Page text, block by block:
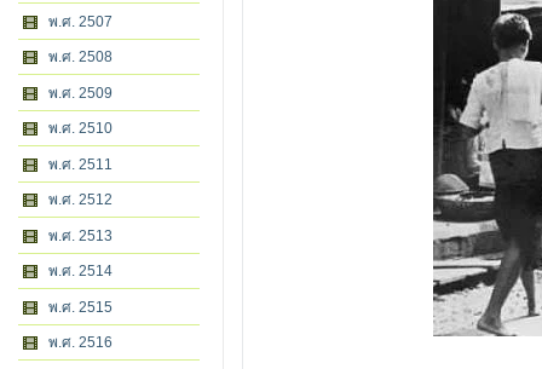
พ.ศ. 2507
พ.ศ. 2508
พ.ศ. 2509
พ.ศ. 2510
พ.ศ. 2511
พ.ศ. 2512
พ.ศ. 2513
พ.ศ. 2514
พ.ศ. 2515
พ.ศ. 2516